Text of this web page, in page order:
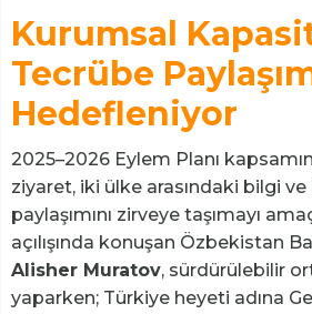
Kurumsal
Tecrübe
Hedefleniyor
2025–2026 Eylem Planı
ziyaret, iki ülke arasındaki bilgi
paylaşımını zirveye taşımayı
açılışında konuşan Özbekistan
Alisher Muratov, sürdürülebilir
yaparken; Türkiye heyeti adına